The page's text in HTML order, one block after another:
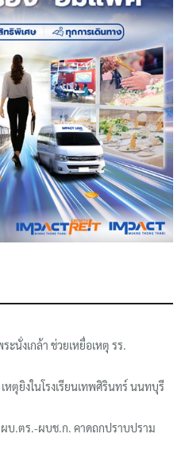
นั่งเกล้า ช่วยเหยื่อเหตุ รร.
หตุยิงในโรงเรียนเทพศิรินทร์ นนทบุรี
บ.ตร.-ผบช.ก. คาดถกปราบปราม